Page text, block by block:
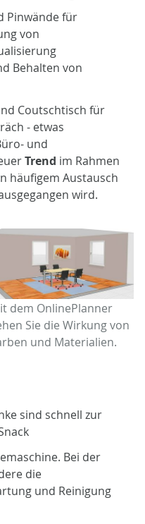
Pinwände für
von
Behalten von
Coutschtisch für
- etwas
und
Trend im Rahmen
häufigem Austausch
wird.
dem OnlinePlanner
Sie die Wirkung von
und Materialien.
sind schnell zur
Bei der
die
und Reinigung